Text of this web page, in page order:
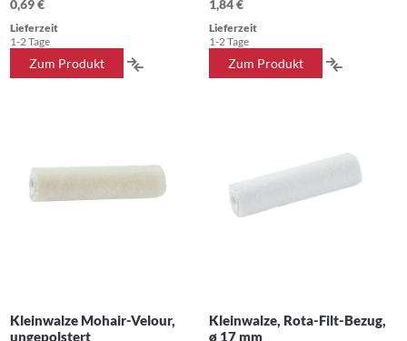
0,69 €
Lieferzeit
1-2 Tage
Zum Produkt
1,84 €
Lieferzeit
1-2 Tage
Zum Produkt
Kleinwalze Mohair-Velour,
ungepolstert
Kleinwalze, Rota-Filt-Bezug,
ø 17 mm